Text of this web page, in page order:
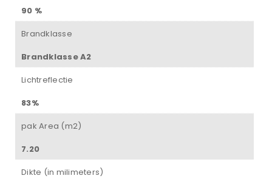
90 %
Brandklasse
Brandklasse A2
Lichtreflectie
83%
pak Area (m2)
7.20
Dikte (in milimeters)